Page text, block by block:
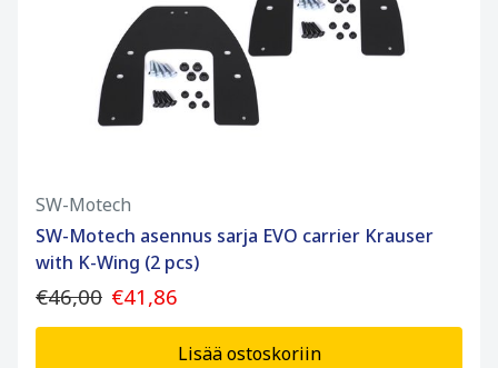
SW-Motech
SW-Motech asennus sarja EVO carrier Krauser
with K-Wing (2 pcs)
€46,00 €41,86
Lisää ostoskoriin